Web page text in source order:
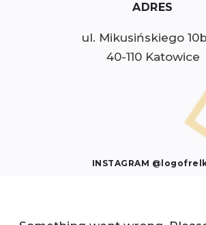
ADRES
ul. Mikusińskiego
40-110 Katowice
INSTAGRAM